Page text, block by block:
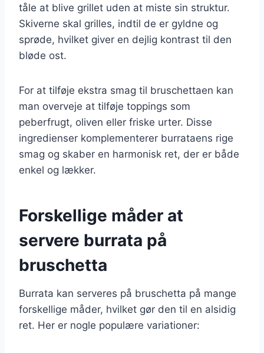
tåle at blive grillet uden at miste sin struktur.
Skiverne skal grilles, indtil de er gyldne og
sprøde, hvilket giver en dejlig kontrast til den
bløde ost.
For at tilføje ekstra smag til bruschettaen kan
man overveje at tilføje toppings som
peberfrugt, oliven eller friske urter. Disse
ingredienser komplementerer burrataens rige
smag og skaber en harmonisk ret, der er både
enkel og lækker.
Forskellige måder at
servere burrata på
bruschetta
Burrata kan serveres på bruschetta på mange
forskellige måder, hvilket gør den til en alsidig
ret. Her er nogle populære variationer: